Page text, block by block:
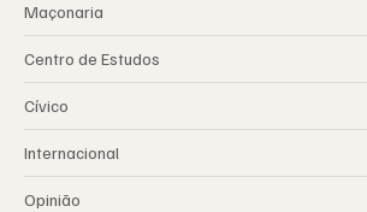
Maçonaria
Centro de Estudos
Cívico
Internacional
Opinião